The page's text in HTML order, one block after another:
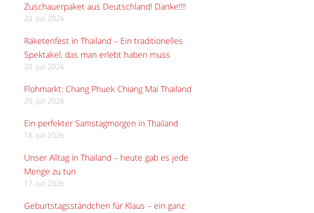
Zuschauerpaket aus Deutschland! Danke!!!!
20. Juli 2026
Raketenfest in Thailand – Ein traditionelles
Spektakel, das man erlebt haben muss
20. Juli 2026
Flohmarkt: Chang Phuek Chiang Mai Thailand
20. Juli 2026
Ein perfekter Samstagmorgen in Thailand
18. Juli 2026
Unser Alltag in Thailand – heute gab es jede
Menge zu tun
17. Juli 2026
Geburtstagsständchen für Klaus – ein ganz